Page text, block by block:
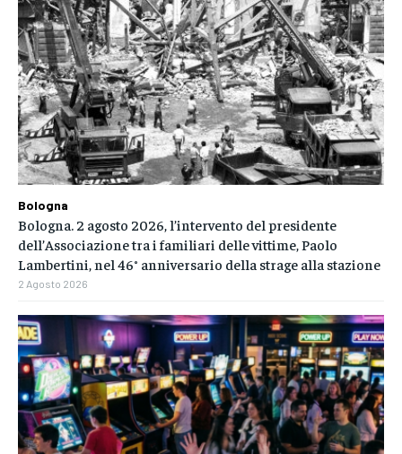
Bologna
Bologna. 2 agosto 2026, l’intervento del presidente
dell’Associazione tra i familiari delle vittime, Paolo
Lambertini, nel 46° anniversario della strage alla stazione
2 Agosto 2026